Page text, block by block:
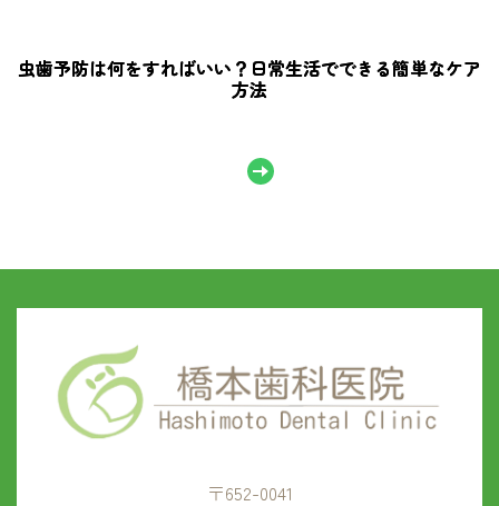
虫歯予防は何をすればいい？日常生活でできる簡単なケア
方法
〒652-0041